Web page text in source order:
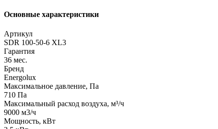
Основные характеристики
Артикул
SDR 100-50-6 XL3
Гарантия
36 мес.
Бренд
Energolux
Максимальное давление, Па
710 Па
Максимальный расход воздуха, м³/ч
9000 м3/ч
Мощность, кВт